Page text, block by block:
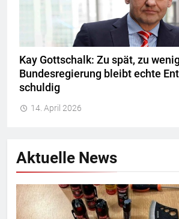
Kay Gottschalk: Zu spät, zu
Bundesregierung bleibt echte
schuldig
14. April 2026
Aktuelle News